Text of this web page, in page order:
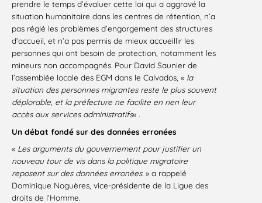
prendre le temps d’évaluer cette loi qui a aggravé la
situation humanitaire dans les centres de rétention, n’a
pas réglé les problèmes d’engorgement des structures
d’accueil, et n’a pas permis de mieux accueillir les
personnes qui ont besoin de protection, notamment les
mineurs non accompagnés. Pour David Saunier de
l’assemblée locale des EGM dans le Calvados, « la
situation des personnes migrantes reste le plus souvent
déplorable, et la préfecture ne facilite en rien leur
accès aux services administratifs« .
Un débat fondé sur des données erronées
« Les arguments du gouvernement pour justifier un
nouveau tour de vis dans la politique migratoire
reposent sur des données erronées. » a rappelé
Dominique Noguères, vice-présidente de la Ligue des
droits de l’Homme.